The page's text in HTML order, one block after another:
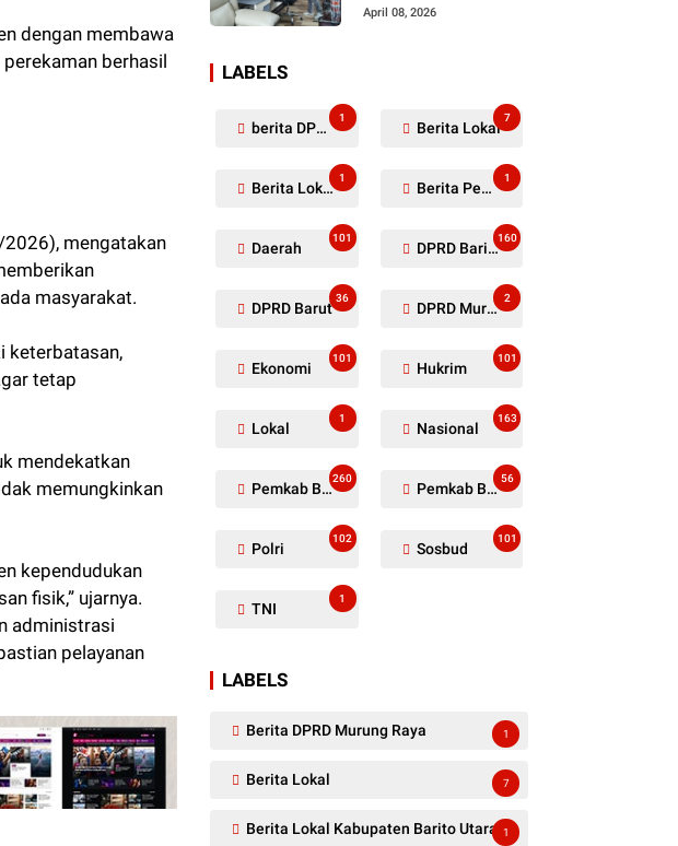
dengan membawa
berhasil
mengatakan
masyarakat.
keterbatasan,
tetap
mendekatkan
memungkinkan
kependudukan
fisik,” ujarnya.
administrasi
pelayanan
Raya Mangkrak,
April 08, 2026
LABELS
berita DPRD Murung Raya
1
Berita Lokal
7
Berita Lokal Kabupaten Barito Utara
1
Berita Pemkab Murung Raya
1
Daerah
101
DPRD Barito Utara
160
DPRD Barut
36
DPRD Murung Raya
2
Ekonomi
101
Hukrim
101
Lokal
1
Nasional
163
Pemkab Barito Utara
260
Pemkab Barut
56
Polri
102
Sosbud
101
TNI
1
LABELS
Berita DPRD Murung Raya 1
Berita Lokal 7
Berita Lokal Kabupaten Barito Utara 1